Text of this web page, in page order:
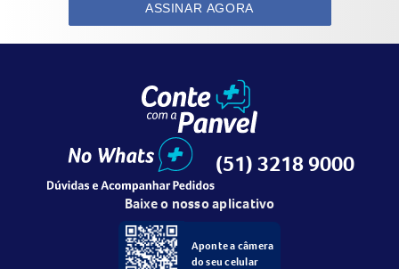
ASSINAR AGORA
(51) 3218 9000
Baixe o nosso aplicativo
Aponte a câmera
do seu celular